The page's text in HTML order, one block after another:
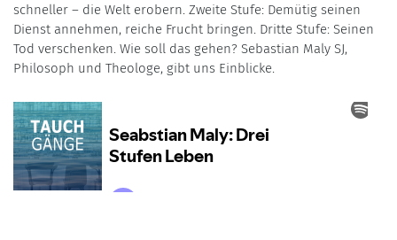
schneller – die Welt erobern. Zweite Stufe: Demütig seinen
Dienst annehmen, reiche Frucht bringen. Dritte Stufe: Seinen
Tod verschenken. Wie soll das gehen? Sebastian Maly SJ,
Philosoph und Theologe, gibt uns Einblicke.